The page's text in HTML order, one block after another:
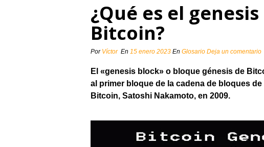
¿Qué es el
Bitcoin?
Por Víctor En 15 enero 2023 En Glosario Deja un comentario
El «genesis block» o bloque génesis de
al primer bloque de la cadena de bloques
Bitcoin, Satoshi Nakamoto, en 2009.